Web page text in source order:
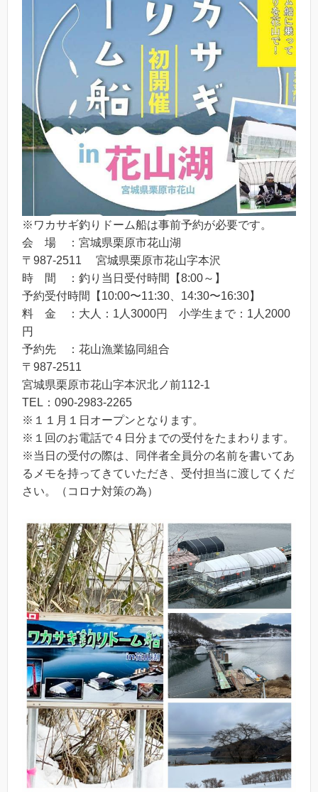
※ワカサギ釣りドーム船は事前予約が必要です。
会 場 ：宮城県栗原市花山湖
〒987-2511 宮城県栗原市花山字本沢
時 間 ：釣り当日受付時間【8:00～】
予約受付時間【10:00〜11:30、14:30〜16:30】
料 金 ：大人：1人3000円 小学生まで：1人2000
円
予約先 ：花山漁業協同組合
〒987-2511
宮城県栗原市花山字本沢北ノ前112-1
TEL：090-2983-2265
※１１月１日オープンとなります。
※１回のお電話で４日分までの受付をたまわります。
※当日の受付の際は、同伴者全員分の名前を書いてあ
るメモを持ってきていただき、受付担当に渡してくだ
さい。（コロナ対策の為）